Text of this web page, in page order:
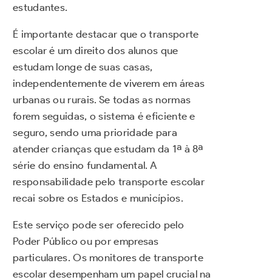
estudantes.
É importante destacar que o transporte
escolar é um direito dos alunos que
estudam longe de suas casas,
independentemente de viverem em áreas
urbanas ou rurais. Se todas as normas
forem seguidas, o sistema é eficiente e
seguro, sendo uma prioridade para
atender crianças que estudam da 1ª à 8ª
série do ensino fundamental. A
responsabilidade pelo transporte escolar
recai sobre os Estados e municípios.
Este serviço pode ser oferecido pelo
Poder Público ou por empresas
particulares. Os monitores de transporte
escolar desempenham um papel crucial na